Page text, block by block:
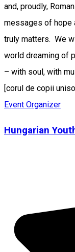
and, proudly,
messages of hope
truly matters. We
world dreaming of
– with soul, with
[corul de copii
Event Organizer
Hungarian